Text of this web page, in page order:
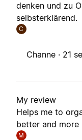
denken und zu
selbsterklärend.
C
Channe · 21
My review
Helps me to
better and more
M